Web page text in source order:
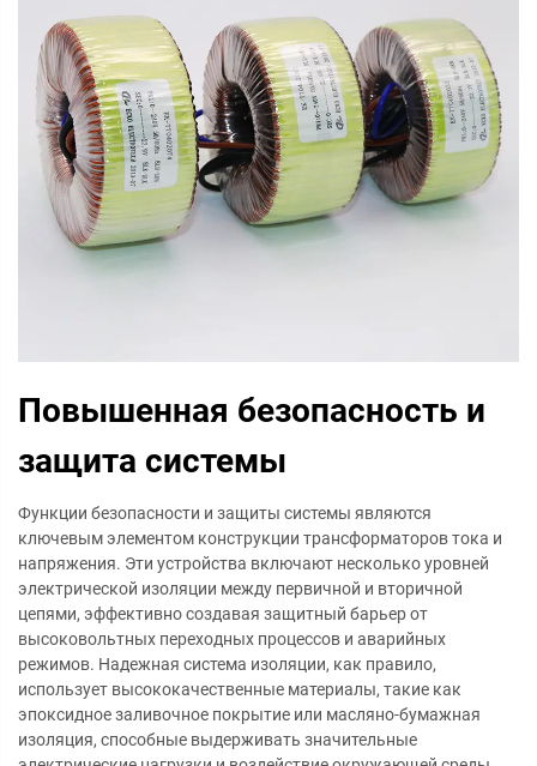
Повышенная безопасность и
защита системы
Функции безопасности и защиты системы являются
ключевым элементом конструкции трансформаторов тока и
напряжения. Эти устройства включают несколько уровней
электрической изоляции между первичной и вторичной
цепями, эффективно создавая защитный барьер от
высоковольтных переходных процессов и аварийных
режимов. Надежная система изоляции, как правило,
использует высококачественные материалы, такие как
эпоксидное заливочное покрытие или масляно-бумажная
изоляция, способные выдерживать значительные